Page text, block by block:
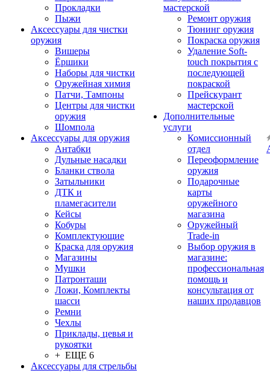
Прокладки
Пыжи
Аксессуары для чистки
оружия
Вишеры
Ёршики
Наборы для чистки
Оружейная химия
Патчи, Тампоны
Центры для чистки
оружия
Шомпола
Аксессуары для оружия
Антабки
Дульные насадки
Бланки ствола
Затыльники
ДТК и
пламегасители
Кейсы
Кобуры
Комплектующие
Краска для оружия
Магазины
Мушки
Патронташи
Ложи, Комплекты
шасси
Ремни
Чехлы
Приклады, цевья и
рукоятки
+ ЕЩЕ 6
Аксессуары для стрельбы
мастерской
Ремонт оружия
Тюнинг оружия
Покраска оружия
Удаление Soft-
touch покрытия с
последующей
покраской
Прейскурант
мастерской
Дополнительные
услуги
Комиссионный
отдел
Переоформление
оружия
Подарочные
карты
оружейного
магазина
Оружейный
Trade-in
Выбор оружия в
магазине:
профессиональная
помощь и
консультация от
наших продавцов